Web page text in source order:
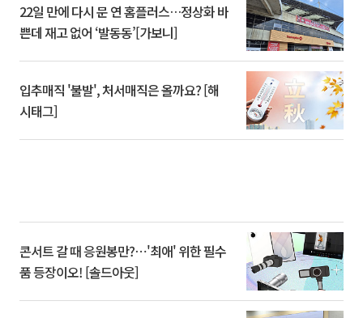
22일 만에 다시 문 연 홈플러스…정상화 바
쁜데 재고 없어 ‘발동동’[가보니]
입추매직 '불발', 처서매직은 올까요? [해
시태그]
콘서트 갈 때 응원봉만?⋯'최애' 위한 필수
품 등장이오! [솔드아웃]